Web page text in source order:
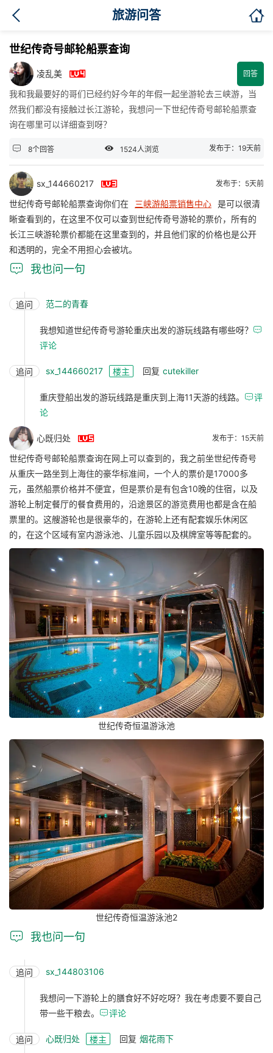
旅游问答 
世纪传奇号邮轮船票查询
凌乱美  回答
我和我最要好的哥们已经约好今年的年假一起坐游轮去三峡游，当
然我们都没有接触过长江游轮，我想问一下世纪传奇号邮轮船票查
询在哪里可以详细查到呀？
 8个回答  1524人浏览 发布于：19天前
sx_144660217  发布于：5天前
世纪传奇号邮轮船票查询你们在 三峡游船票销售中心 是可以很清
晰查看到的，在这里不仅可以查到世纪传奇号游轮的票价，所有的
长江三峡游轮票价都能在这里查到的，并且他们家的价格也是公开
和透明的，完全不用担心会被坑。
 我也问一句
追问 范二的青春
我想知道世纪传奇号游轮重庆出发的游玩线路有哪些呀？ 
评论
追问 sx_144660217 楼主 回复 cutekiller
重庆登船出发的游玩线路是重庆到上海11天游的线路。 评
论
心既归处  发布于：15天前
世纪传奇号邮轮船票查询在网上可以查到的，我之前坐世纪传奇号
从重庆一路坐到上海住的豪华标准间，一个人的票价是17000多
元，虽然船票价格并不便宜，但是票价是有包含10晚的住宿，以及
游轮上制定餐厅的餐食费用的，沿途景区的游览费用也都是含在船
票里的。这艘游轮也是很豪华的，在游轮上还有配套娱乐休闲区
的，在这个区域有室内游泳池、儿童乐园以及棋牌室等等配套的。
世纪传奇恒温游泳池
世纪传奇恒温游泳池2
 我也问一句
追问 sx_144803106
我想问一下游轮上的膳食好不好吃呀？我在考虑要不要自己
带一些干粮去。 评论
追问 心既归处 楼主 回复 烟花雨下